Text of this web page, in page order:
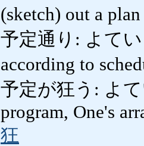
(sketch) out a
予定通り: よてい
according to
予定が狂う: よ
program, One's
狂